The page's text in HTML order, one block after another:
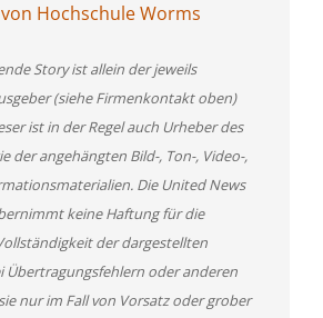
Hochschule Worms
Story ist allein der jeweils
(siehe Firmenkontakt oben)
ist in der Regel auch Urheber des
der angehängten Bild-, Ton-, Video-,
Die United News
keine Haftung für die
der dargestellten
Übertragungsfehlern oder anderen
nur im Fall von Vorsatz oder grober